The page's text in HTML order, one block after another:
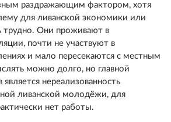
раздражающим фактором, хотя
для ливанской экономики или
трудно. Они проживают в
почти не участвуют в
и мало пересекаются с местным
можно долго, но главной
нереализованность
ливанской молодёжи, для
нет работы.